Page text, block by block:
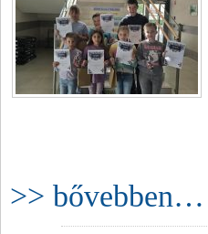
>> bővebben…